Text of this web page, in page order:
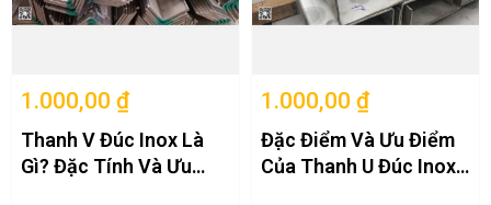
1.000,00 ₫
Thanh V Đúc Inox Là
Gì? Đặc Tính Và Ưu
1.000,00 ₫
Đặc Điểm Và Ưu Điểm
Của Thanh U Đúc Inox